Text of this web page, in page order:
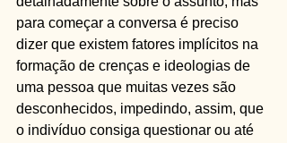
para começar a conversa é preciso
dizer que existem fatores implícitos na
formação de crenças e ideologias de
uma pessoa que muitas vezes são
desconhecidos, impedindo, assim, que
o indivíduo consiga questionar ou até